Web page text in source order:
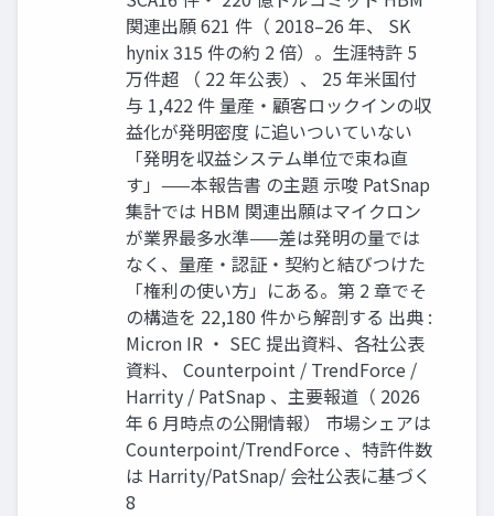
関連出願 621 件（ 2018–26 年、 SK
hynix 315 件の約 2 倍）。生涯特許 5
万件超 （ 22 年公表）、 25 年米国付
与 1,422 件 量産・顧客ロックインの収
益化が発明密度 に追いついていない
「発明を収益システム単位で束ね直
す」——本報告書 の主題 示唆 PatSnap
集計では HBM 関連出願はマイクロン
が業界最多水準——差は発明の量では
なく、量産・認証・契約と結びつけた
「権利の使い方」にある。第 2 章でそ
の構造を 22,180 件から解剖する 出典 :
Micron IR ・ SEC 提出資料、各社公表
資料、 Counterpoint / TrendForce /
Harrity / PatSnap 、主要報道（ 2026
年 6 月時点の公開情報） 市場シェアは
Counterpoint/TrendForce 、特許件数
は Harrity/PatSnap/ 会社公表に基づく
8